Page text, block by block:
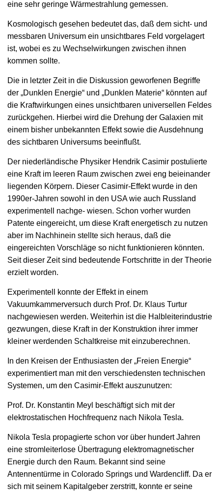
eine sehr geringe Wärmestrahlung gemessen.
Kosmologisch gesehen bedeutet das, daß dem sicht- und
messbaren Universum ein unsichtbares Feld vorgelagert
ist, wobei es zu Wechselwirkungen zwischen ihnen
kommen sollte.
Die in letzter Zeit in die Diskussion geworfenen Begriffe
der „Dunklen Energie“ und „Dunklen Materie“ könnten auf
die Kraftwirkungen eines unsichtbaren universellen Feldes
zurückgehen. Hierbei wird die Drehung der Galaxien mit
einem bisher unbekannten Effekt sowie die Ausdehnung
des sichtbaren Universums beeinflußt.
Der niederländische Physiker Hendrik Casimir postulierte
eine Kraft im leeren Raum zwischen zwei eng beieinander
liegenden Körpern. Dieser Casimir-Effekt wurde in den
1990er-Jahren sowohl in den USA wie auch Russland
experimentell nachge- wiesen. Schon vorher wurden
Patente eingereicht, um diese Kraft energetisch zu nutzen
aber im Nachhinein stellte sich heraus, daß die
eingereichten Vorschläge so nicht funktionieren könnten.
Seit dieser Zeit sind bedeutende Fortschritte in der Theorie
erzielt worden.
Experimentell konnte der Effekt in einem
Vakuumkammerversuch durch Prof. Dr. Klaus Turtur
nachgewiesen werden. Weiterhin ist die Halbleiterindustrie
gezwungen, diese Kraft in der Konstruktion ihrer immer
kleiner werdenden Schaltkreise mit einzuberechnen.
In den Kreisen der Enthusiasten der „Freien Energie“
experimentiert man mit den verschiedensten technischen
Systemen, um den Casimir-Effekt auszunutzen:
Prof. Dr. Konstantin Meyl beschäftigt sich mit der
elektrostatischen Hochfrequenz nach Nikola Tesla.
Nikola Tesla propagierte schon vor über hundert Jahren
eine stromleiterlose Übertragung elektromagnetischer
Energie durch den Raum. Bekannt sind seine
Antennentürme in Colorado Springs und Wardencliff. Da er
sich mit seinem Kapitalgeber zerstritt, konnte er seine